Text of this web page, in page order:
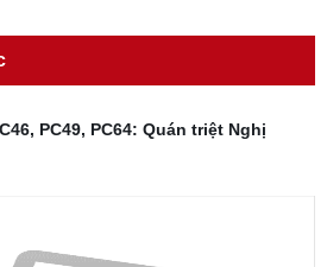
PC49, PC64: Quán triệt Nghị